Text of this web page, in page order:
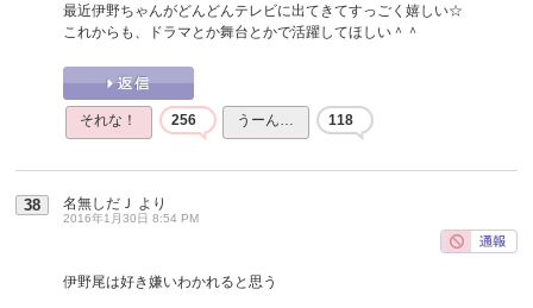
最近伊野ちゃんがどんどんテレビに出てきてすっごく嬉しい☆
これからも、ドラマとか舞台とかで活躍してほしい＾＾
それな！ 256 うーん… 118
38 名無しだＪ より
2016年1月30日 8:54 PM
伊野尾は好き嫌いわかれると思う